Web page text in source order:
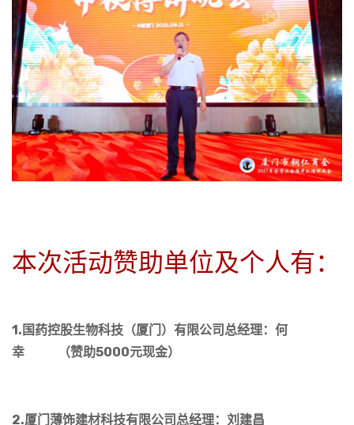
本次活动赞助单位及个人有：
1.国药控股生物科技（厦门）有限公司总经理：何
幸 （赞助5000元现金）
2.厦门薄饰建材科技有限公司总经理：刘建昌